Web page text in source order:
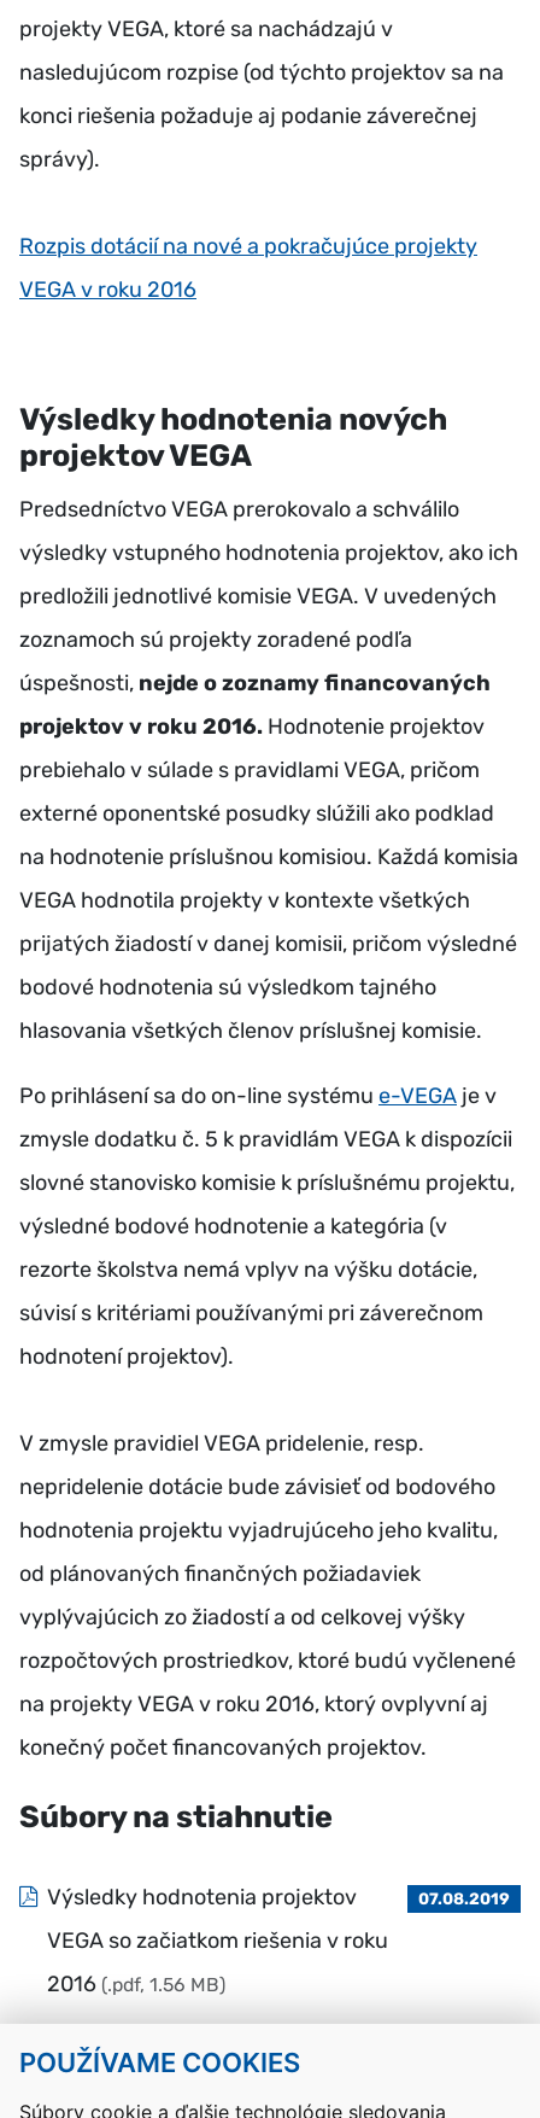
POUŽÍVAME COOKIES
Súbory cookie a ďalšie technológie sledovania
projekty VEGA, ktoré sa nachádzajú v
nasledujúcom rozpise (od týchto projektov sa na
konci riešenia požaduje aj podanie záverečnej
správy).
Rozpis dotácií na nové a pokračujúce projekty
VEGA v roku 2016
Výsledky hodnotenia nových
projektov VEGA
Predsedníctvo VEGA prerokovalo a schválilo
výsledky vstupného hodnotenia projektov, ako ich
predložili jednotlivé komisie VEGA. V uvedených
zoznamoch sú projekty zoradené podľa
úspešnosti, nejde o zoznamy financovaných
projektov v roku 2016. Hodnotenie projektov
prebiehalo v súlade s pravidlami VEGA, pričom
externé oponentské posudky slúžili ako podklad
na hodnotenie príslušnou komisiou. Každá komisia
VEGA hodnotila projekty v kontexte všetkých
prijatých žiadostí v danej komisii, pričom výsledné
bodové hodnotenia sú výsledkom tajného
hlasovania všetkých členov príslušnej komisie.
Po prihlásení sa do on-line systému e-VEGA je v
zmysle dodatku č. 5 k pravidlám VEGA k dispozícii
slovné stanovisko komisie k príslušnému projektu,
výsledné bodové hodnotenie a kategória (v
rezorte školstva nemá vplyv na výšku dotácie,
súvisí s kritériami používanými pri záverečnom
hodnotení projektov).
V zmysle pravidiel VEGA pridelenie, resp.
nepridelenie dotácie bude závisieť od bodového
hodnotenia projektu vyjadrujúceho jeho kvalitu,
od plánovaných finančných požiadaviek
vyplývajúcich zo žiadostí a od celkovej výšky
rozpočtových prostriedkov, ktoré budú vyčlenené
na projekty VEGA v roku 2016, ktorý ovplyvní aj
konečný počet financovaných projektov.
Súbory na stiahnutie
Výsledky hodnotenia projektov
VEGA so začiatkom riešenia v roku
2016 (.pdf, 1.56 MB)
07.08.2019